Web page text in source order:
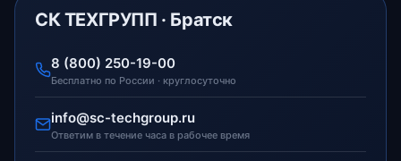
СК ТЕХГРУПП · Братск
8 (800) 250-19-00
Бесплатно по России · круглосуточно
info@sc-techgroup.ru
Ответим в течение часа в рабочее время